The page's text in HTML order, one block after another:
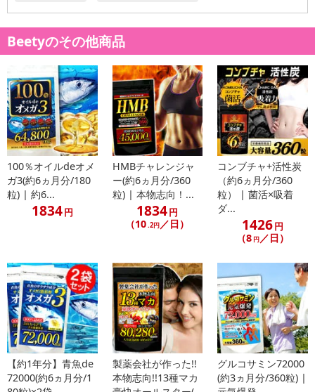
・その他商品仕様：栄養成分表示：エネルギー:2.41kcal/たんぱく
質:0.07g/脂質:0.23g/炭水化物:0.005g/食塩相当量:0.00017g
・注意事項：
●開封後は封をしっかり閉め冷暗所に保存し、お早めにお召し上が
り下さい。
●乳幼児の手の届かない所に置いてください。
●体調・体質により、まれに合わない場合がありますので、その場
合はご使用をお控えください。
●疾病治療中の方、及び妊娠・授乳中の方は、医師にご相談の上ご
利用ください。
●食物アレルギーのある方は、原材料名をご確認のうえご使用をお
決めください。
【賞味・消費期限のある商品について】
商品到着時点でのお日持ち期間は、配送日数などにより異なります
のでご了承ください。
【キャンセルについて】
※お申込み後のキャンセルはお受けできません。
記載されている内容を必ずご確認いただき、お届けする商品セット
にご納得いただきましたうえでお申し込みください。
Beetyのその他商品
100％オイルdeオメ
ガ3(約6ヵ月分/180
粒) | 約6...
1834円
HMBチャレンジャ
ー(約6ヵ月分/360
粒) | 本物志向！...
1834円
（10.2円／日）
コンブチャ+活性炭
（約6ヵ月分/360
粒） | 菌活×吸着
ダ...
1426円
（8 円／日）
【約1年分】青魚de
72000(約6ヵ月分/1
製薬会社が作った!!
本物志向!!13種マカ
グルコサミン72000
(約3ヵ月分/360粒) |